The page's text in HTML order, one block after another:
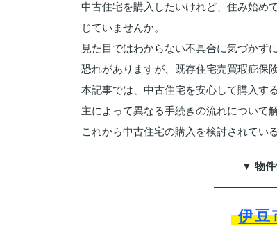
中古住宅を購入したいけれど、住み始め
じていませんか。
見た目ではわからない不具合に気づかず
恐れがありますが、既存住宅売買瑕疵保
本記事では、中古住宅を安心して購入す
主によって異なる手続きの流れについて
これから中古住宅の購入を検討されてい
▼ 物件
伊豆